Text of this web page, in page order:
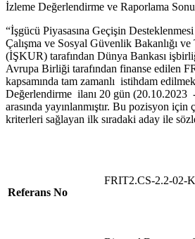
İzleme Değerlendirme ve Raporlama
“İşgücü Piyasasına Geçişin
Çalışma ve Sosyal Güvenlik Bakanlığı
(İŞKUR) tarafından Dünya Bankası
Avrupa Birliği tarafından finanse edilen
kapsamında tam zamanlı istihdam
Değerlendirme ilanı 20 gün (20.10.2023
arasında yayınlanmıştır. Bu pozisyon için
kriterleri sağlayan ilk sıradaki aday ile
Referans No
FRIT2.CS-2.2-02-K